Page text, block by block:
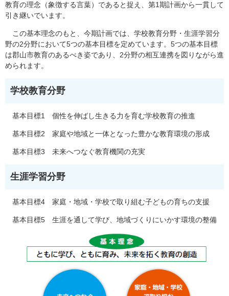
教育の理念（象徴する言葉）であると捉え、第1期計画から一貫して
引き継いでいます。
この基本理念のもと、今期計画では、学校教育分野・生涯学習分
野の2分野において5つの基本目標を定めています。5つの基本目標
は郡山市教育のあるべき姿であり、2分野の相互連携を図りながら進
められます。
学校教育分野
基本目標1 個性を伸ばし生きる力を育む学校教育の推進
基本目標2 家庭や地域と一体となった豊かな教育環境の形成
基本目標3 未来へつなぐ教育機関の充実
生涯学習分野
基本目標4 家庭・地域・学校で取り組む子どもの育ちの支援
基本目標5 生涯を通して学び、地域づくりにいかす環境の整備